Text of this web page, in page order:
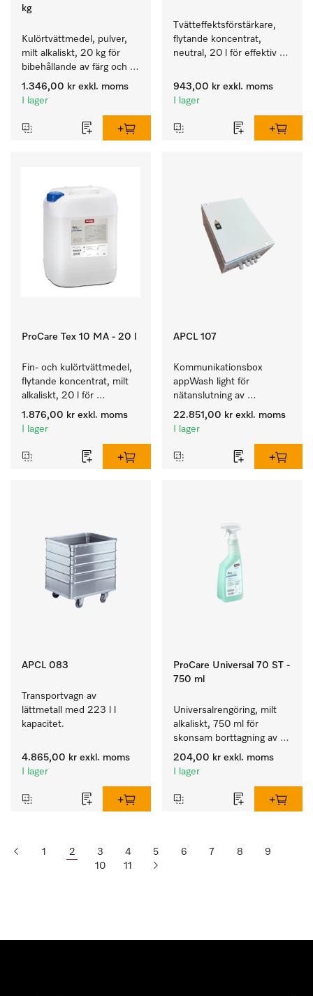
kg
Kulörtvättmedel, pulver,
milt alkaliskt, 20 kg för
bibehållande av färg och
rengöring av kulörtvätt.
1.346,00 kr exkl. moms
I lager
Tvätteffektsförstärkare,
flytande koncentrat,
neutral, 20 l för effektiv
smuts.
943,00 kr exkl. moms
I lager
ProCare Tex 10 MA - 20 l
Fin- och kulörtvättmedel,
flytande koncentrat, milt
alkaliskt, 20 l för
rengöring av kulörtvätt
och ömtåliga textilier.
1.876,00 kr exkl. moms
I lager
APCL 107
Kommunikationsbox
appWash light för
nätanslutning av
tvättmaskiner/torktumlare
m appWash Services PAY
22.851,00 kr exkl. moms
I lager
APCL 083
Transportvagn av
lättmetall med 223 l l
kapacitet.
4.865,00 kr exkl. moms
I lager
ProCare Universal 70 ST -
750 ml
Universalrengöring, milt
alkaliskt, 750 ml för
skonsam borttagning av
fettrester och smuts.
204,00 kr exkl. moms
I lager
1 2 3 4 5 6 7 8
9
10
11